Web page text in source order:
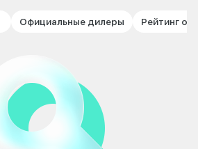
Официальные дилеры Рейтинг